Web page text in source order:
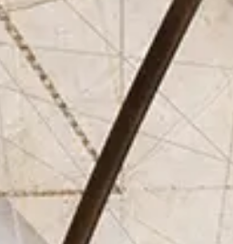
Contacto